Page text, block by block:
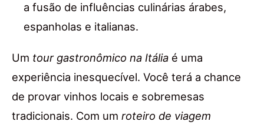
a fusão de influências culinárias árabes,
espanholas e italianas.
Um tour gastronômico na Itália é uma
experiência inesquecível. Você terá a chance
de provar vinhos locais e sobremesas
tradicionais. Com um roteiro de viagem